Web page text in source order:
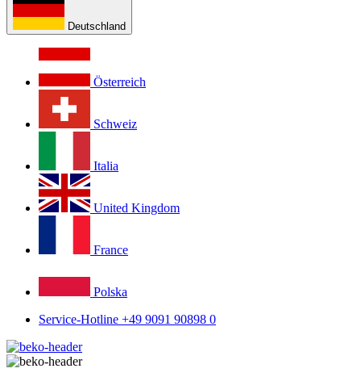
Deutschland
Österreich
Schweiz
Italia
United Kingdom
France
Polska
Service-Hotline +49 9091 90898 0